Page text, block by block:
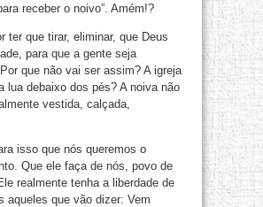
receber o noivo”. Amém!?
ter que tirar, eliminar, que Deus
para que a gente seja
que não vai ser assim? A igreja
lua debaixo dos pés? A noiva não
vestida, calçada,
isso que nós queremos o
Que ele faça de nós, povo de
realmente tenha a liberdade de
aqueles que vão dizer: Vem